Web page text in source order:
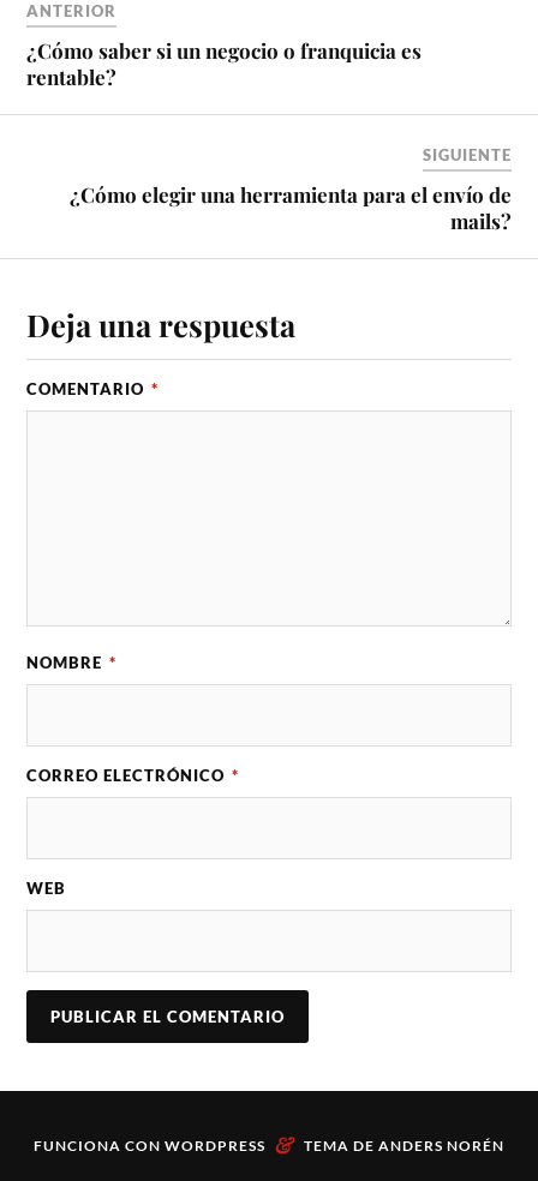
ANTERIOR
¿Cómo saber si un negocio o franquicia es
rentable?
SIGUIENTE
¿Cómo elegir una herramienta para el envío de
mails?
Deja una respuesta
COMENTARIO *
NOMBRE *
CORREO ELECTRÓNICO *
WEB
FUNCIONA CON WORDPRESS & TEMA DE ANDERS NORÉN